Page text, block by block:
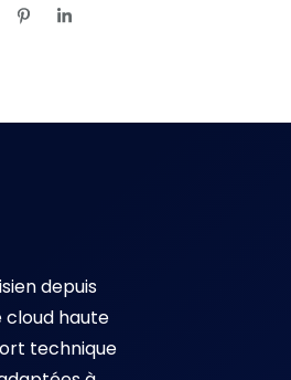
depuis
cloud haute
technique